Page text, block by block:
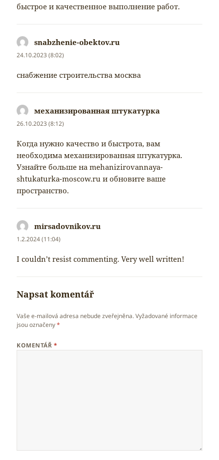
быстрое и качественное выполнение работ.
snabzhenie-obektov.ru
24.10.2023 (8:02)
снабжение строительства москва
механизированная штукатурка
26.10.2023 (8:12)
Когда нужно качество и быстрота, вам
необходима механизированная штукатурка.
Узнайте больше на mehanizirovannaya-
shtukaturka-moscow.ru и обновите ваше
пространство.
mirsadovnikov.ru
1.2.2024 (11:04)
I couldn’t resist commenting. Very well written!
Napsat komentář
Vaše e-mailová adresa nebude zveřejněna. Vyžadované informace
jsou označeny*
KOMENTÁŘ *